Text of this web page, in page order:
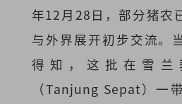
年12月28日 ，部分猪农
与外界展开初步交流。
得知，这批在雪兰
（Tanjung Sepat）一